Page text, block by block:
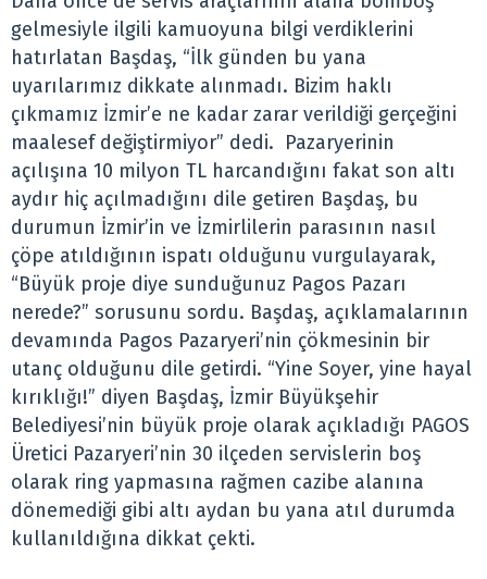
gelmesiyle ilgili kamuoyuna bilgi verdiklerini
hatırlatan Başdaş, “İlk günden bu yana
uyarılarımız dikkate alınmadı. Bizim haklı
çıkmamız İzmir’e ne kadar zarar verildiği gerçeğini
maalesef değiştirmiyor” dedi. Pazaryerinin
açılışına 10 milyon TL harcandığını fakat son altı
aydır hiç açılmadığını dile getiren Başdaş, bu
durumun İzmir’in ve İzmirlilerin parasının nasıl
çöpe atıldığının ispatı olduğunu vurgulayarak,
“Büyük proje diye sunduğunuz Pagos Pazarı
nerede?” sorusunu sordu. Başdaş, açıklamalarının
devamında Pagos Pazaryeri’nin çökmesinin bir
utanç olduğunu dile getirdi. “Yine Soyer, yine hayal
kırıklığı!” diyen Başdaş, İzmir Büyükşehir
Belediyesi’nin büyük proje olarak açıkladığı PAGOS
Üretici Pazaryeri’nin 30 ilçeden servislerin boş
olarak ring yapmasına rağmen cazibe alanına
dönemediği gibi altı aydan bu yana atıl durumda
kullanıldığına dikkat çekti.